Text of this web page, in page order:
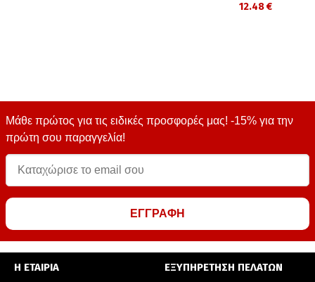
12.48 €
Μάθε πρώτος για τις ειδικές προσφορές μας! -15% για την
πρώτη σου παραγγελία!
ΕΓΓΡΑΦΗ
Η ΕΤΑΙΡΙΑ ΕΞΥΠΗΡΕΤΗΣΗ ΠΕΛΑΤΩΝ